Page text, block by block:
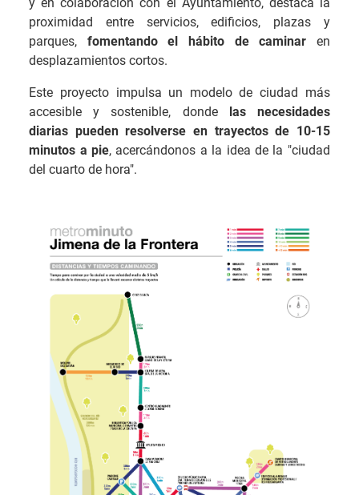
proximidad entre servicios, edificios, plazas y
parques, fomentando el hábito de caminar en
desplazamientos cortos.
Este proyecto impulsa un modelo de ciudad más
accesible y sostenible, dondelas necesidades
diarias pueden resolverse en trayectos de 10-15
minutos a pie, acercándonos a la idea de la "ciudad
del cuarto de hora".